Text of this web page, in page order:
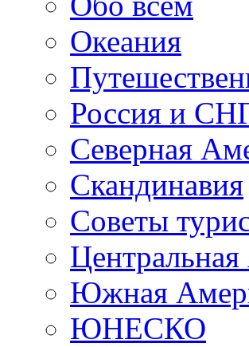
Океания
Россия и
Северная
Скандинавия
Советы
Южная
ЮНЕСКО